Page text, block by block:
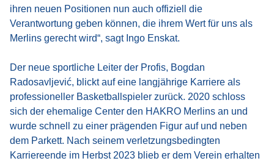
ihren neuen Positionen nun auch offiziell die
Verantwortung geben können, die ihrem Wert für uns als
Merlins gerecht wird“, sagt Ingo Enskat.
Der neue sportliche Leiter der Profis, Bogdan
Radosavljević, blickt auf eine langjährige Karriere als
professioneller Basketballspieler zurück. 2020 schloss
sich der ehemalige Center den HAKRO Merlins an und
wurde schnell zu einer prägenden Figur auf und neben
dem Parkett. Nach seinem verletzungsbedingten
Karriereende im Herbst 2023 blieb er dem Verein erhalten